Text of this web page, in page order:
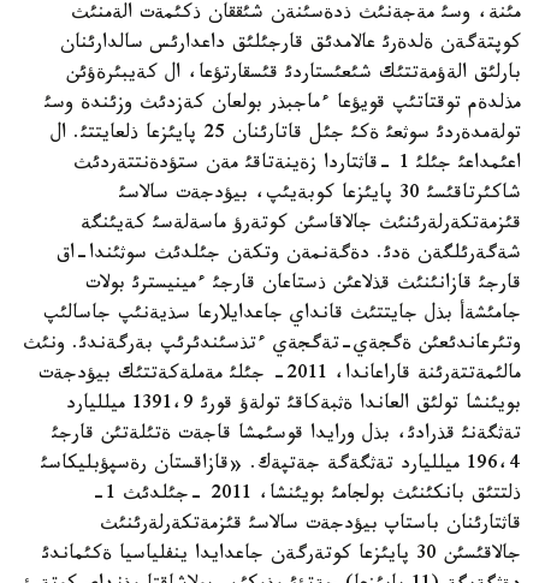
مئنة، وسئ مةجةنئث ذدةسئنةن شئققان ذكئمةت الةمنئث
كوپتةگةن ةلدةرئ عالامدئق قارجئلئق داعدارئس سالدارئنان
بارلئق الةؤمةتتئك شئعئستاردئ قئسقارتؤعا، ال كةيبئرةؤئن
مذلدةم توقتاتئپ قويؤعا ءماجبذر بولعان كةزدئث وزئندة وسئ
تولةمدةردئ سوثعئ ةكئ جئل قاتارئنان 25 پايئزعا ذلعايتتئ. ال
اعئمداعئ جئلئ 1 -قاثتاردا زةينةتاقئ مةن ستؤدةنتتةردئث
شاكئرتاقئسئ 30 پايئزعا كوبةيئپ، بيؤدجةت سالاسئ
قئزمةتكةرلةرئنئث جالاقاسئن كوتةرؤ ماسةلةسئ كةيئنگة
شةگةرئلگةن ةدئ. دةگةنمةن وتكةن جئلدئث سوثئندا-اق
قارجئ قازانئنئث قذلاعئن ذستاعان قارجئ ءمينيسترئ بولات
جامئشةأ بذل جايتتئث قانداي جاعدايلارعا سذيةنئپ جاسالئپ
وتئرعاندئعئن ةگجةي-تةگجةي ءتذسئندئرئپ بةرگةندئ. ونئث
مالئمةتتةرئنة قاراعاندا، 2011- جئلئ مةملةكةتتئك بيؤدجةت
بويئنشا تولئق العاندا ةثبةكاقئ تولةؤ قورئ 1391،9 ميلليارد
تةثگةنئ قذرادئ، بذل ورايدا قوسئمشا قاجةت ةتئلةتئن قارجئ
196،4 ميلليارد تةثگةگة جةتپةك. «قازاقستان رةسپؤبليكاسئ
ذلتتئق بانكئنئث بولجامئ بويئنشا، 2011 -جئلدئث 1-
قاثتارئنان باستاپ بيؤدجةت سالاسئ قئزمةتكةرلةرئنئث
جالاقئسئن 30 پايئزعا كوتةرگةن جاعدايدا ينفلياسيا ةكئماندئ